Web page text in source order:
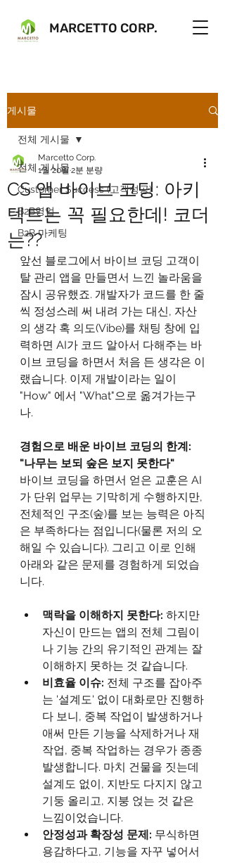
MARCETTO CORP.
게시물
전체 게시물
Customer Success (고객성공)
B2B영업
B2B 마케팅
전체 게시물
CS 앱 바이브 코딩: 아키
텍트는 꼭 필요한데! 코더
는??
Marcetto Corp.
1월 20일 2분 분량
앞선 블로그에서 바이브 코딩 고객이
탈 관리 앱을 만들면서 느낀 놀라움을
잠시 공유했죠. 개발자가 코드를 한 줄
씩 정성스레 써 내려 가는 대신, 자산
의 생각 혹 의도(Vibe)를 채팅 창에 입
력하면 AI가 코드 알아서 다해주는 바
이브 코딩을 하면서 처음 든 생각은 이
랬습니다. 이제 개발이라는 일이
"How" 에서 "What"으로 옮겨가는구
나.
경험으로 배운 바이브 코딩의 한계:
"나무는 보되 숲은 보지 못한다"
바이브 코딩을 하면서 얻은 교훈은 AI
가 단위 업무는 기막히게 수행하지만,
전체적인 구조(숲)를 보는 능력은 아직
은 부족하다는 점입니다(물론 저의 오
해일 수 있습니다). 그리고 이로 인해
아래와 같은 문제를 경험하게 되었습
니다.
맥락을 이해하지 못한다: 하지만
자신이 만드는 앱의 전체 그림이
나 기능 간의 유기적인 관계는 잘
이해하지 못하는 것 같습니다.
비효율 이슈: 전체 구조를 잡아주
는 '설계도' 없이 대화로만 진행하
다 보니, 중복 작업이 발생하거나
애써 만든 기능을 삭제하거나 재
작업, 중복 작업하는 경우가 종종
발생합니다. 마치 건물을 짓는데
설계도 없이, 지반도 다지지 않고
기둥 올리고, 지붕 얹는 것 같은
느낌이었습니다.
안정성과 확장성 문제: 무식하면
용감하다고, 기능을 자꾸 넣어서